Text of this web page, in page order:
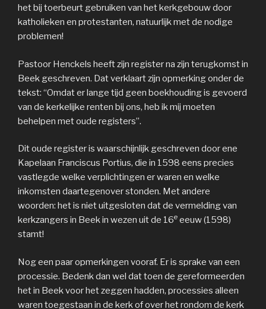
het bij toerbeurt gebruiken van het kerkgebouw door
katholieken en protestanten, natuurlijk met de nodige
problemen!
Pastoor Henckels heeft zijn register na zijn terugkomst in
Beek geschreven. Dat verklaart zijn opmerking onder de
tekst: “Omdat er lange tijd geen boekhouding is gevoerd
van de kerkelijke renten bij ons, heb ik mij moeten
behelpen met oude registers”.
Dit oude register is waarschijnlijk geschreven door ene
Kapelaan Franciscus Portius, die in 1598 eens precies
vastlegde welke verplichtingen er waren en welke
inkomsten daartegenover stonden. Met andere
woorden: het is niet uitgesloten dat de vermelding van
kerkzangers in Beek in wezen uit de 16e eeuw (1598)
stamt!
Nog een paar opmerkingen vooraf. Er is sprake van een
processie. Bedenk dan wel dat toen de gereformeerden
het in Beek voor het zeggen hadden, processies alleen
waren toegestaan in de kerk of over het rondom de kerk